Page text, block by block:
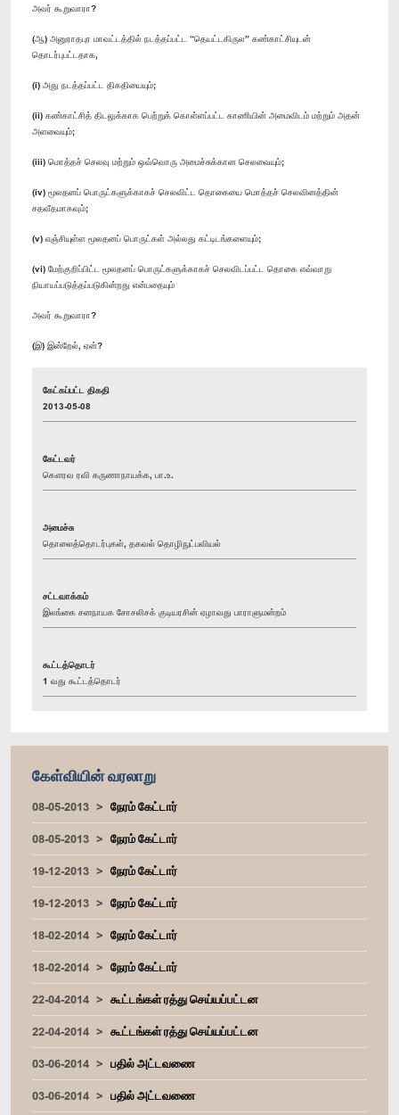
அவர் கூறுவாரா?
(ஆ) அனுராதபுர மாவட்டத்தில் நடத்தப்பட்ட “தெயட்டகிருல” கண்காட்சியுடன்
தொடர்புபட்டதாக,
(i) அது நடத்தப்பட்ட திகதியையும்;
(ii) கண்காட்சித் திடலுக்காக பெற்றுக் கொள்ளப்பட்ட காணியின் அமைவிடம் மற்றும் அதன்
அளவையும்;
(iii) மொத்தச் செலவு மற்றும் ஒவ்வொரு அமைச்சுக்கான செலவையும்;
(iv) மூலதனப் பொருட்களுக்காகச் செலவிட்ட தொகையை மொத்தச் செலவினத்தின்
சதவீதமாகவும்;
(v) எஞ்சியுள்ள மூலதனப் பொருட்கள் அல்லது கட்டிடங்களையும்;
(vi) மேற்குறிப்பிட்ட மூலதனப் பொருட்களுக்காகச் செலவிடப்பட்ட தொகை எவ்வாறு
நியாயப்படுத்தப்படுகின்றது என்பதையும்
அவர் கூறுவாரா?
(இ) இன்றேல், ஏன்?
கேட்கப்பட்ட திகதி
2013-05-08
கேட்டவர்
கௌரவ ரவி கருணாநாயக்க, பா.உ.
அமைச்சு
தொலைத்தொடர்புகள், தகவல் தொழிநுட்பவியல்
சட்டவாக்கம்
இலங்கை சனநாயக சோசலிசக் குடியரசின் ஏழாவது பாராளுமன்றம்
கூட்டத்தொடர்
1 வது கூட்டத்தொடர்
கேள்வியின் வரலாறு
08-05-2013
நேரம் கேட்டார்
08-05-2013
நேரம் கேட்டார்
19-12-2013
நேரம் கேட்டார்
19-12-2013
நேரம் கேட்டார்
18-02-2014
நேரம் கேட்டார்
18-02-2014
நேரம் கேட்டார்
22-04-2014
கூட்டங்கள் ரத்து செய்யப்பட்டன
22-04-2014
கூட்டங்கள் ரத்து செய்யப்பட்டன
03-06-2014
பதில் அட்டவணை
03-06-2014
பதில் அட்டவணை